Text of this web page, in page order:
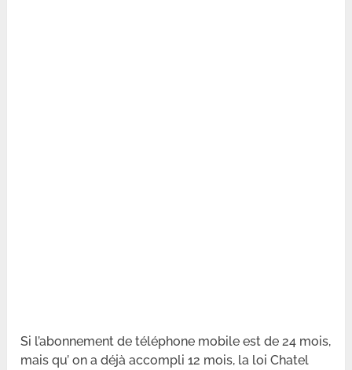
Si l’abonnement de téléphone mobile est de 24 mois,
mais qu’ on a déjà accompli 12 mois, la loi Chatel